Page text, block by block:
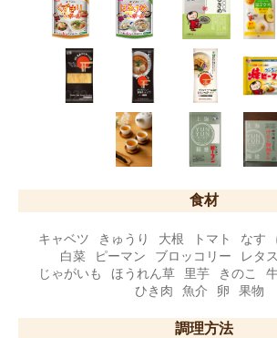
食材
キャベツ きゅうり 大根 トマト なす
白菜
ピーマン ブロッコリー レタス
じゃがいも
ほうれん草 里芋 きのこ
ひき肉
魚介 卵 果物
調理方法